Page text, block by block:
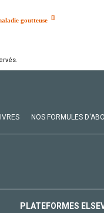
goutteuse []
NOS FORMULES
PLATEFORMES